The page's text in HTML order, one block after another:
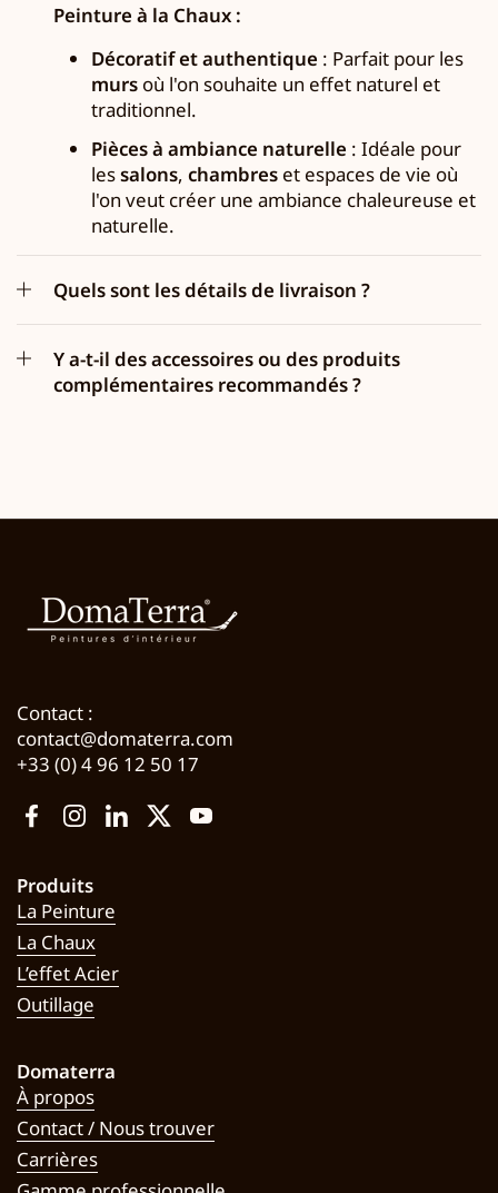
Peinture à la Chaux :
Décoratif et authentique : Parfait pour les
mursoù l'on souhaite un effet naturel et
traditionnel.
Pièces à ambiance naturelle : Idéale pour
lessalons, chambreset espaces de vie où
l'on veut créer une ambiance chaleureuse et
naturelle.
Quels sont les détails de livraison ?
Y a-t-il des accessoires ou des produits
complémentaires recommandés ?
Contact :
contact@domaterra.com
+33 (0) 4 96 12 50 17
FacebookInstagram
LinkedIn
TwitterYouTube
Produits
La Peinture
La Chaux
L’effet Acier
Outillage
Domaterra
À propos
Contact / Nous trouver
Carrières